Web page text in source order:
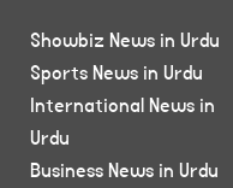
Showbiz News in Urdu
Sports News in Urdu
International News in
Urdu
Business News in Urdu